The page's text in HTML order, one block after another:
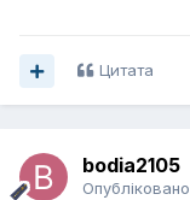
Цитата
bodia2105
Опубліковано